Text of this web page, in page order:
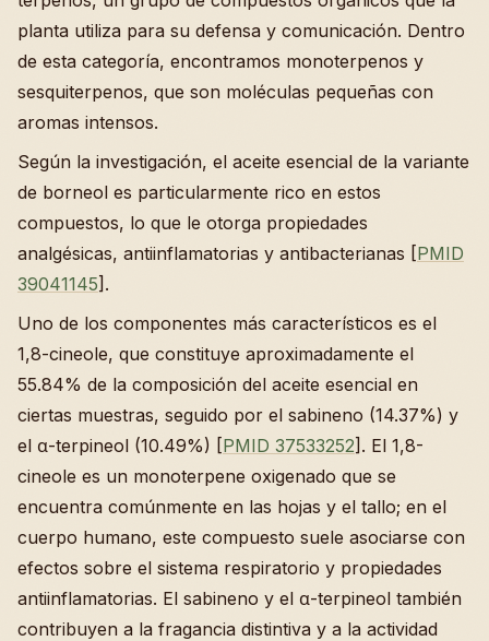
planta utiliza para su defensa y comunicación. Dentro
de esta categoría, encontramos monoterpenos y
sesquiterpenos, que son moléculas pequeñas con
aromas intensos.
Según la investigación, el aceite esencial de la variante
de borneol es particularmente rico en estos
compuestos, lo que le otorga propiedades
analgésicas, antiinflamatorias y antibacterianas [PMID
39041145].
Uno de los componentes más característicos es el
1,8-cineole, que constituye aproximadamente el
55.84% de la composición del aceite esencial en
ciertas muestras, seguido por el sabineno (14.37%) y
el α-terpineol (10.49%) [PMID 37533252]. El 1,8-
cineole es un monoterpene oxigenado que se
encuentra comúnmente en las hojas y el tallo; en el
cuerpo humano, este compuesto suele asociarse con
efectos sobre el sistema respiratorio y propiedades
antiinflamatorias. El sabineno y el α-terpineol también
contribuyen a la fragancia distintiva y a la actividad